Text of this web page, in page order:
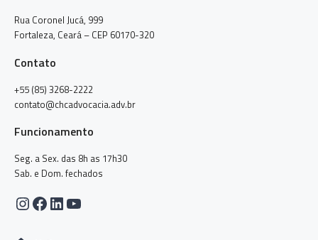
Rua Coronel Jucá, 999
Fortaleza, Ceará – CEP 60170-320
Contato
+55 (85) 3268-2222
contato@chcadvocacia.adv.br
Funcionamento
Seg. a Sex. das 8h as 17h30
Sab. e Dom. fechados
Instagram
Facebook
LinkedIn
Youtube